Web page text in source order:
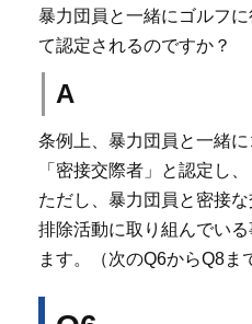
暴力団員と一緒にゴルフ
て認定されるのですか？
A
条例上、暴力団員と一緒
「密接交際者」と認定し
ただし、暴力団員と密接
排除活動に取り組んでい
ます。（次のQ6からQ8ま